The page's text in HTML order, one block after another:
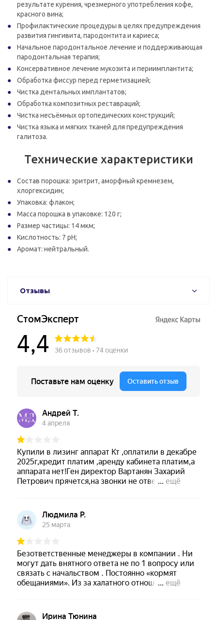
результате курения, чрезмерного употребления кофе,
красного вина;
Профилактические процедуры в целях предупреждения
развития гингивита, пародонтита и кариеса;
Начальное пародонтальное лечение и поддерживающая
пародонтальная терапия;
Консервативное лечение мукозита и периимплантита;
Обработка фиссур перед герметизацией;
Чистка дентальных имплантатов;
Обработка композитных реставраций;
Чистка несъёмных ортопедических конструкций;
Чистка языка и мягких тканей для предупреждения
галитоза.
Технические характеристики
Состав порошка: эритрит, аморфный кремнезем,
хлоргексидин;
Упаковка: флакон;
Масса порошка в упаковке: 120 г;
Размер частицы: 14 мкм;
Кислотность: 7 pH;
Аромат: нейтральный.
Отзывы